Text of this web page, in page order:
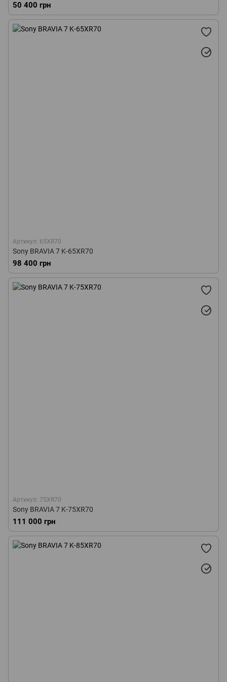
50 400 грн
Артикул: 65XR70
Sony BRAVIA 7 K-65XR70
98 400 грн
Артикул: 75XR70
Sony BRAVIA 7 K-75XR70
111 000 грн